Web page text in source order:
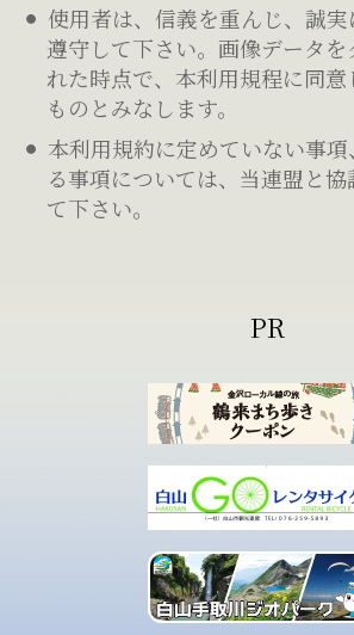
使用者は、信義を重んじ、誠
遵守して下さい。画像データを
れた時点で、本利用規程に同
ものとみなします。
本利用規約に定めていない事
る事項については、当連盟と
て下さい。